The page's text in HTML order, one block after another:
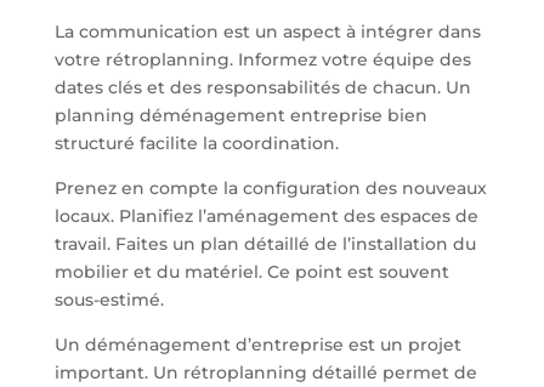
La communication est un aspect à intégrer dans
votre rétroplanning. Informez votre équipe des
dates clés et des responsabilités de chacun. Un
planning déménagement entreprise bien
structuré facilite la coordination.
Prenez en compte la configuration des nouveaux
locaux. Planifiez l’aménagement des espaces de
travail. Faites un plan détaillé de l’installation du
mobilier et du matériel. Ce point est souvent
sous-estimé.
Un déménagement d’entreprise est un projet
important. Un rétroplanning détaillé permet de